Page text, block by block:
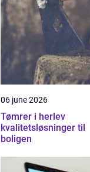
06 june 2026
Tømrer i herlev
kvalitetsløsninger til
boligen